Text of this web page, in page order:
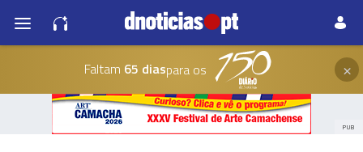
Faltam 65 diaspara os ×
PUB